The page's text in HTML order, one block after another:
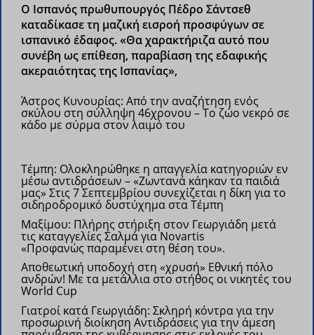
Ο Ισπανός πρωθυπουργός Πέδρο Σάντσεθ
καταδίκασε τη μαζική εισροή προσφύγων σε
ισπανικό έδαφος. «Θα χαρακτήριζα αυτό που
συνέβη ως επίθεση, παραβίαση της εδαφικής
ακεραιότητας της Ισπανίας»,
Άστρος Κυνουρίας: Από την αναζήτηση ενός
σκύλου στη σύλληψη 46χρονου – Το ζώο νεκρό σε
κάδο με σύρμα στον λαιμό του
Τέμπη: Ολοκληρώθηκε η απαγγελία κατηγοριών εν
μέσω αντιδράσεων – «Ζωντανά κάηκαν τα παιδιά
μας»Στις 7 Σεπτεμβρίου συνεχίζεται η δίκη για το
σιδηροδρομικό δυστύχημα στα Τέμπη
Μαξίμου: Πλήρης στήριξη στον Γεωργιάδη μετά
τις καταγγελίες Σαλμά για Novartis
«Προφανώς παραμένει στη θέση του».
Αποθεωτική υποδοχή στη «χρυσή» Εθνική πόλο
ανδρών! Με τα μετάλλια στο στήθος οι νικητές του
World Cup
Γιατροί κατά Γεωργιάδη: Σκληρή κόντρα για την
προσωρινή διοίκησηΑντιδράσεις για την άμεση